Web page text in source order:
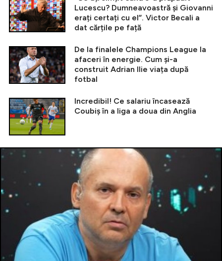
Lucescu? Dumneavoastră și Giovanni
erați certați cu el”. Victor Becali a
dat cărțile pe față
De la finalele Champions League la
afaceri în energie. Cum și-a
construit Adrian Ilie viața după
fotbal
Incredibil! Ce salariu încasează
Coubiș în a liga a doua din Anglia